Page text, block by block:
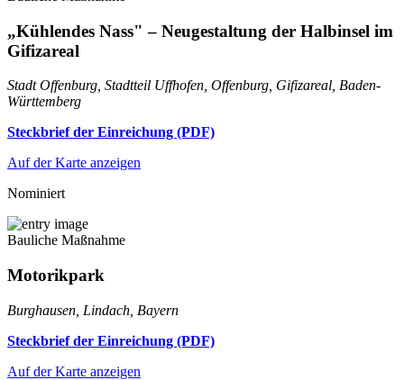
„Kühlendes Nass" – Neugestaltung der Halbinsel im
Gifizareal
Stadt Offenburg, Stadtteil Uffhofen, Offenburg, Gifizareal, Baden-
Württemberg
Steckbrief der Einreichung (PDF)
Auf der Karte anzeigen
Nominiert
Bauliche Maßnahme
Motorikpark
Burghausen, Lindach, Bayern
Steckbrief der Einreichung (PDF)
Auf der Karte anzeigen